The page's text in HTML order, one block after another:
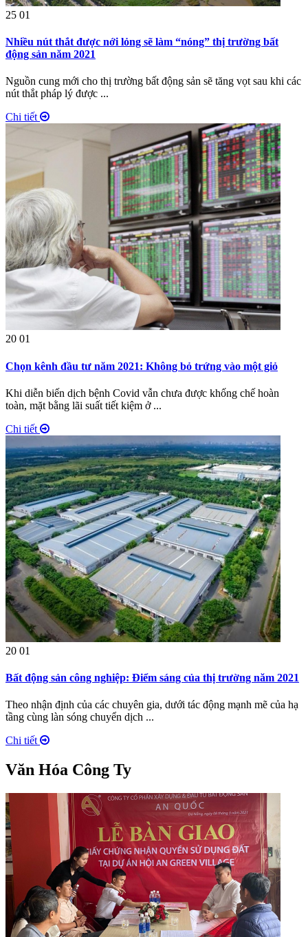
25 01
Nhiều nút thắt được nới lỏng sẽ làm “nóng” thị trường bất
động sản năm 2021
Nguồn cung mới cho thị trường bất động sản sẽ tăng vọt sau khi các
nút thắt pháp lý được ...
Chi tiết
20 01
Chọn kênh đầu tư năm 2021: Không bỏ trứng vào một giỏ
Khi diễn biến dịch bệnh Covid vẫn chưa được khống chế hoàn
toàn, mặt bằng lãi suất tiết kiệm ở ...
Chi tiết
20 01
Bất động sản công nghiệp: Điểm sáng của thị trường năm 2021
Theo nhận định của các chuyên gia, dưới tác động mạnh mẽ của hạ
tầng cùng làn sóng chuyển dịch ...
Chi tiết
Văn Hóa Công Ty